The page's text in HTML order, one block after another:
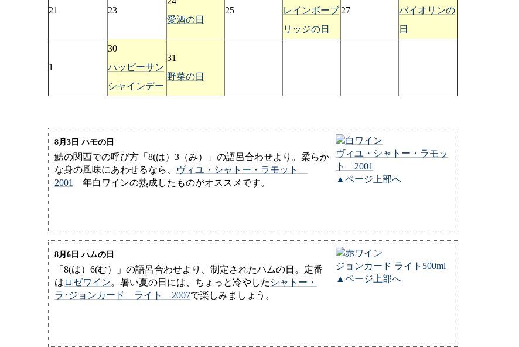
21 23
愛酒の日
25
レインボーブ
リッジの日
27
バイオリンの
日
1
30
ハッピーサン
シャインデー
31
野菜の日
8月3日 ハモの日
鱧の関西での呼び方「8(は）3（み）」の語呂合わせより。柔らか
な身の風味にあわせるなら、
ヴィユ・シャトー・ラモット
2001
年白ワインの熟成したものがオススメです。
ヴィユ・シャトー・ラモッ
ト 2001
▲ページ上部へ
8月6日 ハムの日
「8(は）6(む）」の語呂合わせより、制定されたハムの日。定番
は ロゼワイン。暑い夏の日には、ちょっと冷やした シャトー・
ラ･ジョンカード ライト 2007で楽しみましょう。
ジョンカード ライト500ml
▲ページ上部へ